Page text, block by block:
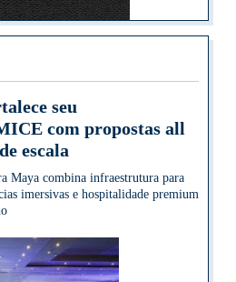
seu
com propostas all
escala
Maya combina infraestrutura para
imersivas e hospitalidade premium